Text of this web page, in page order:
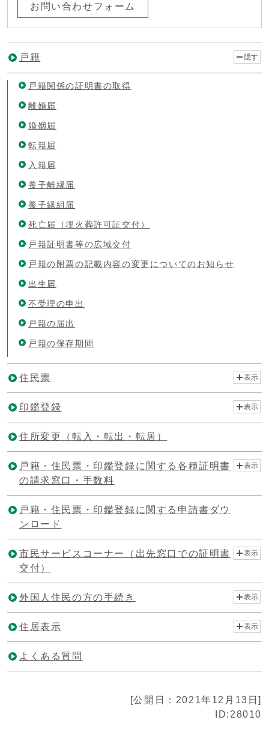
お問い合わせフォーム
戸籍 隠す
戸籍関係の証明書の取得
離婚届
婚姻届
転籍届
入籍届
養子離縁届
養子縁組届
死亡届（埋火葬許可証交付）
戸籍証明書等の広域交付
戸籍の附票の記載内容の変更についてのお知らせ
出生届
不受理の申出
戸籍の届出
戸籍の保存期間
住民票 表示
印鑑登録 表示
住所変更（転入・転出・転居）
戸籍・住民票・印鑑登録に関する各種証明書
の請求窓口・手数料
表示
戸籍・住民票・印鑑登録に関する申請書ダウ
ンロード
市民サービスコーナー（出先窓口での証明書
交付）
表示
外国人住民の方の手続き 表示
住居表示 表示
よくある質問
[公開日：2021年12月13日]
ID:28010